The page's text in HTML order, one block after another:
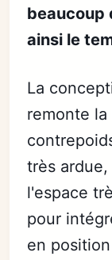
beaucoup
ainsi le
La
remonte
très
l'espace
pour
en